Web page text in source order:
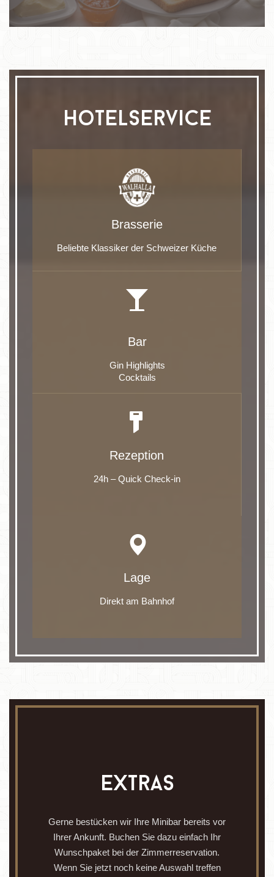
hotelservice
Brasserie
Beliebte Klassiker der Schweizer Küche
Bar
Gin Highlights
Cocktails
Rezeption
24h – Quick Check-in
Lage
Direkt am Bahnhof
extras
Gerne bestücken wir Ihre Minibar bereits vor
Ihrer Ankunft. Buchen Sie dazu einfach Ihr
Wunschpaket bei der Zimmerreservation.
Wenn Sie jetzt noch keine Auswahl treffen